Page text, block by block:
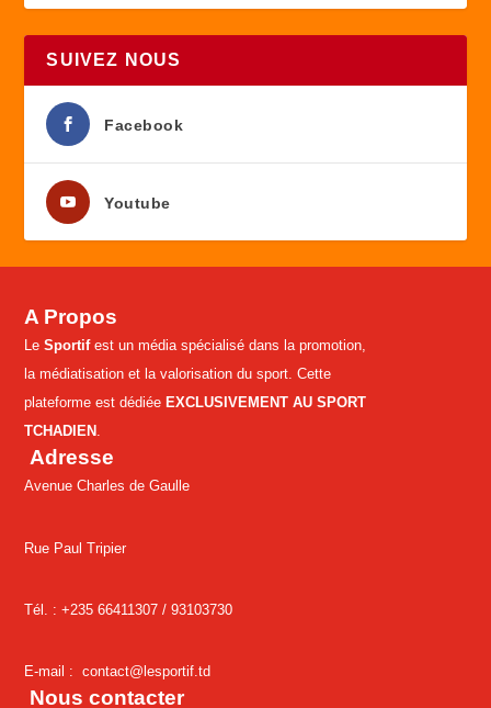
SUIVEZ NOUS
Facebook
Youtube
A Propos
LeSportifest un média spécialisé dans la promotion,
la médiatisation et la valorisation du sport. Cette
plateforme est dédiée EXCLUSIVEMENT AU SPORT
TCHADIEN .
Adresse
Avenue Charles de Gaulle
Rue Paul Tripier
Tél. : +235 66411307 /93103730
E-mail :contact@lesportif.td
Nous contacter